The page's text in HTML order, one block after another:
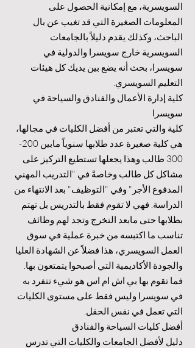
السويسرية، مع إمكانية الحصول على
المعلومات الصغيرة التي قد تغيب عن بال
الباحث، وكذلك يقدم دليلاً بالجامعات
السويسرية خارج سويسرا والدولية في
سويسرا، بحث أنه يضع بين يديك كل هيئات
التعليم السويسري.
كلية إدارة الأعمال والفنادق والسياحة في
سويسرا
كلية والتي تعتبر من أفضل الكليات في مجالها،
هي كلية صغيرة عدد طلابها سنوياً مابين 200-
300 طالب وهذا يجعلها تستطيع التركيز على
مشاكل كل طالب وخاصةً في "التدريب المهني
المدفوع الأجر" وفي "التوظيف" بعد الانتهاء من
الدراسة. فهي لا تقوم فقط بالتدريس بل تهتم
بطلابها حتى مابعد التخرج وتجد لهم وظائف
تناسب ما اكتبسه من خبرة عملية في سوق
العمل السويسري، هذا فضلاً عن الشهادة العليا
والجودة الأكاديمية التي أصبحوا يتمتعون بها.
فما تقوم بها بي اش ام اس هو شيء تتفرد به
في سويسرا وليس فقط على مستوى الكليات
التي تعمل في نفس الحقل.
أفضل كليات السياحة والفنادق
دليل لأفضل الجامعات والكليات التي تدرس